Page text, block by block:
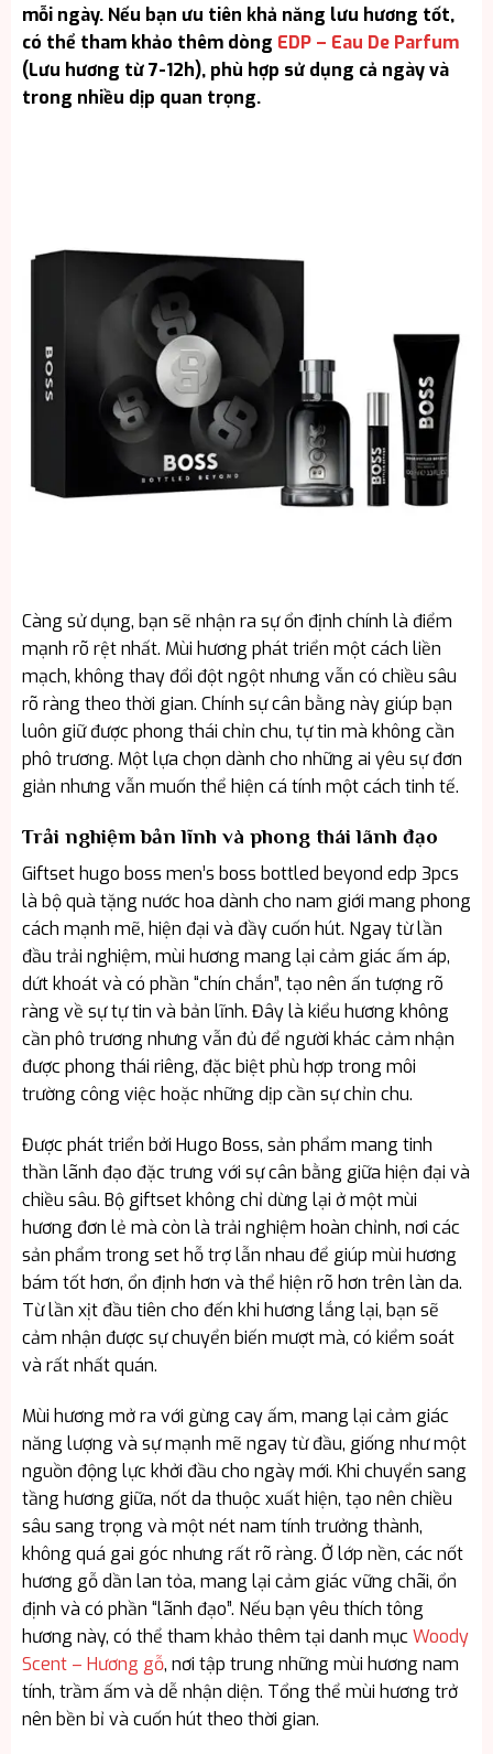
mỗi ngày. Nếu bạn ưu tiên khả năng lưu hương tốt,
có thể tham khảo thêm dòng EDP – Eau De Parfum
(Lưu hương từ 7-12h), phù hợp sử dụng cả ngày và
trong nhiều dịp quan trọng.
Càng sử dụng, bạn sẽ nhận ra sự ổn định chính là điểm
mạnh rõ rệt nhất. Mùi hương phát triển một cách liền
mạch, không thay đổi đột ngột nhưng vẫn có chiều sâu
rõ ràng theo thời gian. Chính sự cân bằng này giúp bạn
luôn giữ được phong thái chỉn chu, tự tin mà không cần
phô trương. Một lựa chọn dành cho những ai yêu sự đơn
giản nhưng vẫn muốn thể hiện cá tính một cách tinh tế.
Trải nghiệm bản lĩnh và phong thái lãnh đạo
Giftset hugo boss men’s boss bottled beyond edp 3pcs
là bộ quà tặng nước hoa dành cho nam giới mang phong
cách mạnh mẽ, hiện đại và đầy cuốn hút. Ngay từ lần
đầu trải nghiệm, mùi hương mang lại cảm giác ấm áp,
dứt khoát và có phần “chín chắn”, tạo nên ấn tượng rõ
ràng về sự tự tin và bản lĩnh. Đây là kiểu hương không
cần phô trương nhưng vẫn đủ để người khác cảm nhận
được phong thái riêng, đặc biệt phù hợp trong môi
trường công việc hoặc những dịp cần sự chỉn chu.
Được phát triển bởi Hugo Boss, sản phẩm mang tinh
thần lãnh đạo đặc trưng với sự cân bằng giữa hiện đại và
chiều sâu. Bộ giftset không chỉ dừng lại ở một mùi
hương đơn lẻ mà còn là trải nghiệm hoàn chỉnh, nơi các
sản phẩm trong set hỗ trợ lẫn nhau để giúp mùi hương
bám tốt hơn, ổn định hơn và thể hiện rõ hơn trên làn da.
Từ lần xịt đầu tiên cho đến khi hương lắng lại, bạn sẽ
cảm nhận được sự chuyển biến mượt mà, có kiểm soát
và rất nhất quán.
Mùi hương mở ra với gừng cay ấm, mang lại cảm giác
năng lượng và sự mạnh mẽ ngay từ đầu, giống như một
nguồn động lực khởi đầu cho ngày mới. Khi chuyển sang
tầng hương giữa, nốt da thuộc xuất hiện, tạo nên chiều
sâu sang trọng và một nét nam tính trưởng thành,
không quá gai góc nhưng rất rõ ràng. Ở lớp nền, các nốt
hương gỗ dần lan tỏa, mang lại cảm giác vững chãi, ổn
định và có phần “lãnh đạo”. Nếu bạn yêu thích tông
hương này, có thể tham khảo thêm tại danh mụcWoody
Scent – Hương gỗ, nơi tập trung những mùi hương nam
tính, trầm ấm và dễ nhận diện. Tổng thể mùi hương trở
nên bền bỉ và cuốn hút theo thời gian.